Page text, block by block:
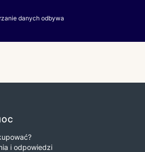
danych odbywa
i odpowiedzi